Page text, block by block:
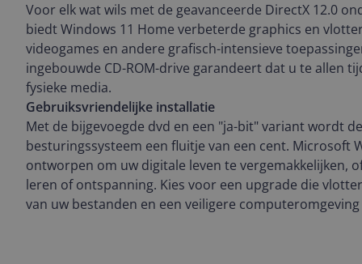
Voor elk wat wils met de geavanceerde DirectX 12.0
biedt Windows 11 Home verbeterde graphics en
videogames en andere grafisch-intensieve
ingebouwde CD-ROM-drive garandeert dat u te allen
fysieke media.
Gebruiksvriendelijke installatie
Met de bijgevoegde dvd en een "ja-bit" variant wordt
besturingssysteem een fluitje van een cent. Microsoft
ontworpen om uw digitale leven te vergemakkelijken,
leren of ontspanning. Kies voor een upgrade die
van uw bestanden en een veiligere